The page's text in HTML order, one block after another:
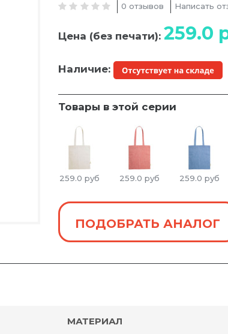
0 отзывов Написать
Цена (без печати): 259.0
Наличие:
Товары в этой серии
259.0 руб 259.0 руб 259.0 руб
ПОДОБРАТЬ АНАЛОГ
МАТЕРИАЛ